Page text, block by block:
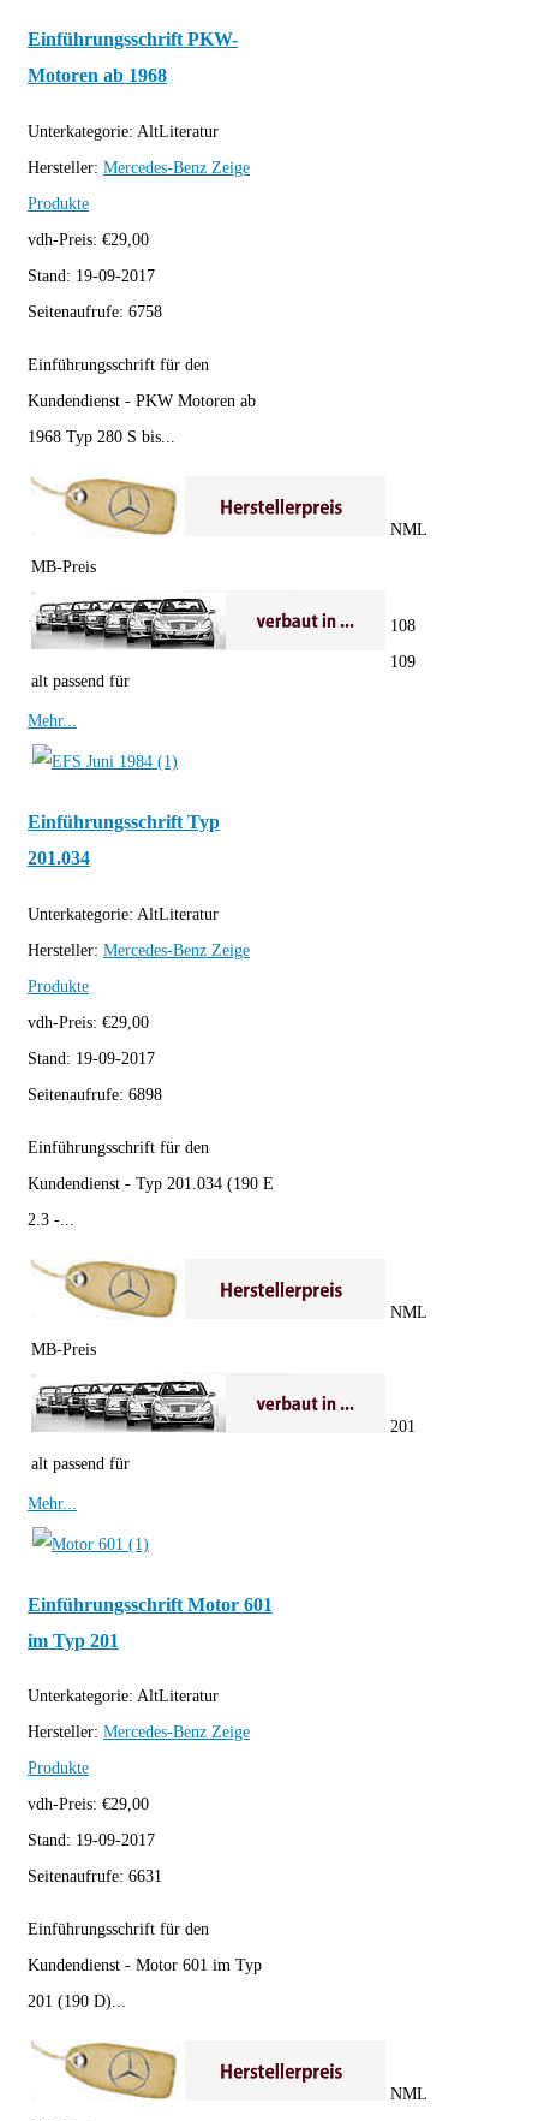
Einführungsschrift PKW-
Motoren ab 1968
Unterkategorie: AltLiteratur
Hersteller: Mercedes-Benz Zeige
Produkte
vdh-Preis: €29,00
Stand: 19-09-2017
Seitenaufrufe: 6758
Einführungsschrift für den
Kundendienst - PKW Motoren ab
1968 Typ 280 S bis...
MB-Preis
NML
alt passend für
108
109
Mehr...
Einführungsschrift Typ
201.034
Unterkategorie: AltLiteratur
Hersteller: Mercedes-Benz Zeige
Produkte
vdh-Preis: €29,00
Stand: 19-09-2017
Seitenaufrufe: 6898
Einführungsschrift für den
Kundendienst - Typ 201.034 (190 E
2.3 -...
MB-Preis
NML
alt passend für
201
Mehr...
Einführungsschrift Motor 601
im Typ 201
Unterkategorie: AltLiteratur
Hersteller: Mercedes-Benz Zeige
Produkte
vdh-Preis: €29,00
Stand: 19-09-2017
Seitenaufrufe: 6631
Einführungsschrift für den
Kundendienst - Motor 601 im Typ
201 (190 D)...
NML